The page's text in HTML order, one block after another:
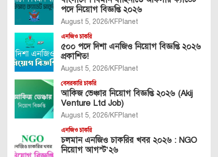
পদে নিয়োগ বিজ্ঞপ্তি ২০২৬
August 5, 2026 KFPlanet
এনজিও চাকরি
৫০০ পদে দিশা এনজিও নিয়োগ বিজ্ঞপ্তি ২০২৬
প্রকাশিত!
August 5, 2026 KFPlanet
বেসরকারি চাকরি
আকিজ ভেঞ্চার নিয়োগ বিজ্ঞপ্তি ২০২৬ (Akij
Venture Ltd Job)
August 5, 2026 KFPlanet
এনজিও চাকরি
চলমান এনজিও চাকরির খবর ২০২৬ : NGO
নিয়োগ আগস্ট’২৬